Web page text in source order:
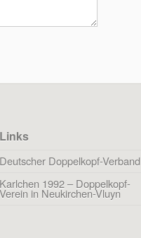
Links
Deutscher Doppelkopf-Verband
Karlchen 1992 – Doppelkopf-
Verein in Neukirchen-Vluyn